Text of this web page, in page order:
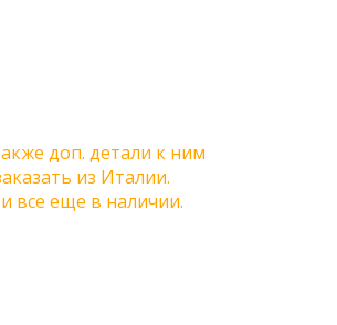
доп. детали к ним
из Италии.
все еще в наличии.